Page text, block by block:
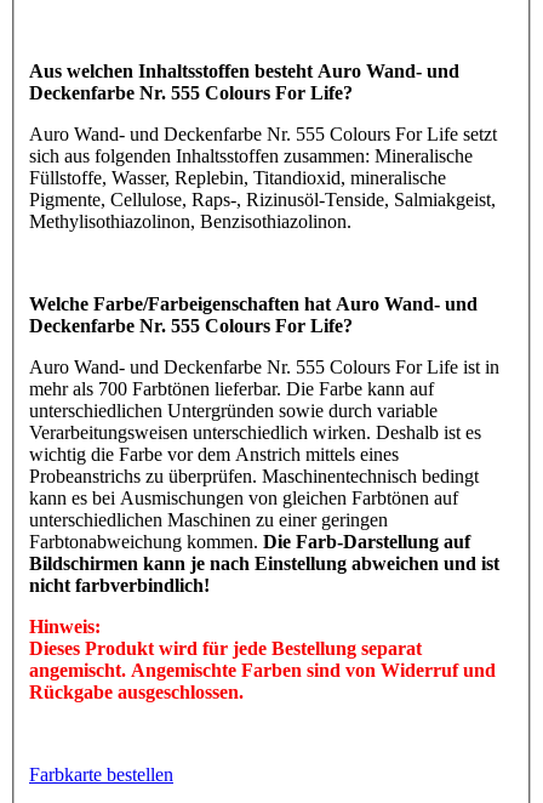
Aus welchen Inhaltsstoffen besteht Auro Wand- und
Deckenfarbe Nr. 555 Colours For Life?
Auro Wand- und Deckenfarbe Nr. 555 Colours For Life setzt
sich aus folgenden Inhaltsstoffen zusammen: Mineralische
Füllstoffe, Wasser, Replebin, Titandioxid, mineralische
Pigmente, Cellulose, Raps-, Rizinusöl-Tenside, Salmiakgeist,
Methylisothiazolinon, Benzisothiazolinon.
Welche Farbe/Farbeigenschaften hat Auro Wand- und
Deckenfarbe Nr. 555 Colours For Life?
Auro Wand- und Deckenfarbe Nr. 555 Colours For Life ist in
mehr als 700 Farbtönen lieferbar. Die Farbe kann auf
unterschiedlichen Untergründen sowie durch variable
Verarbeitungsweisen unterschiedlich wirken. Deshalb ist es
wichtig die Farbe vor dem Anstrich mittels eines
Probeanstrichs zu überprüfen. Maschinentechnisch bedingt
kann es bei Ausmischungen von gleichen Farbtönen auf
unterschiedlichen Maschinen zu einer geringen
Farbtonabweichung kommen. Die Farb-Darstellung auf
Bildschirmen kann je nach Einstellung abweichen und ist
nicht farbverbindlich!
Hinweis:
Dieses Produkt wird für jede Bestellung separat
angemischt. Angemischte Farben sind von Widerruf und
Rückgabe ausgeschlossen.
Farbkarte bestellen